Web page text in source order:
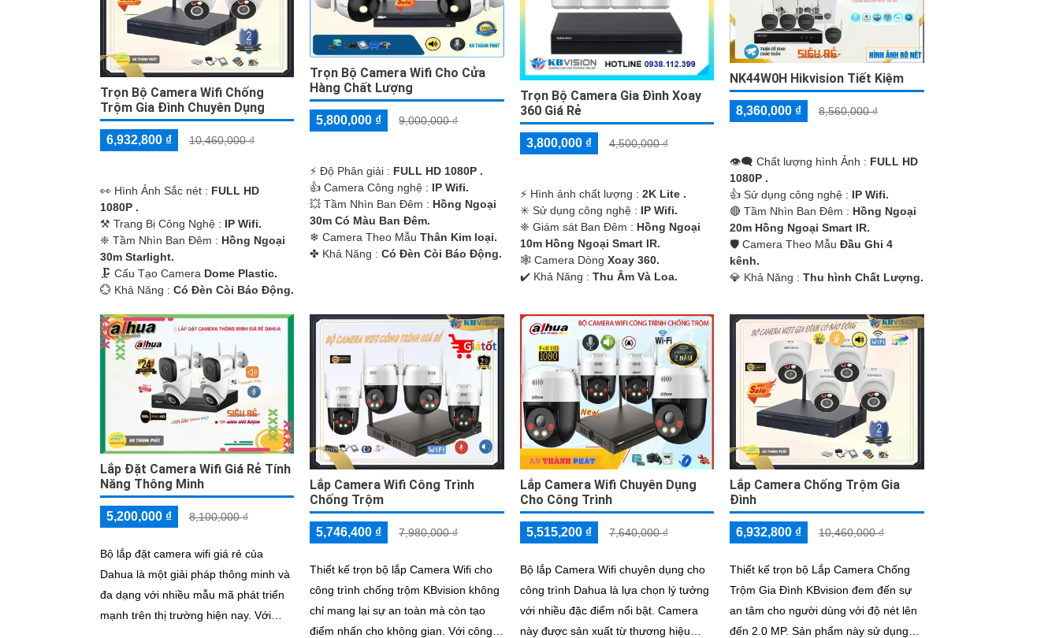
Trọn Bộ Camera Wifi Chống
Trộm Gia Đình Chuyên Dụng
6,932,800 ₫ 10,460,000 ₫
️👀 Hình Ảnh Sắc nét : FULL HD
1080P .
⚒ Trang Bị Công Nghệ : IP Wifi.
❈ Tầm Nhìn Ban Đêm : Hồng Ngoại
30m Starlight.
🗜️ Cấu Tạo Camera Dome Plastic.
️💮 Khả Năng : Có Ðèn Còi Báo Động.
Trọn Bộ Camera Wifi Cho Cửa
Hàng Chất Lượng
5,800,000 ₫ 9,000,000 ₫
️⚡ Độ Phân giải : FULL HD 1080P .
👍 Camera Công nghệ : IP Wifi.
💥 Tầm Nhìn Ban Đêm : Hồng Ngoại
30m Có Màu Ban Ðêm.
❄ Camera Theo MẫuThân Kim loại.
️✤ Khả Năng :Có Ðèn Còi Báo Động.
Trọn Bộ Camera Gia Đình Xoay
360 Giá Rẻ
3,800,000 ₫ 4,500,000 ₫
️⚡ Hình ảnh chất lượng : 2K Lite .
✳️ Sử dụng công nghệ : IP Wifi.
❈ Giám sát Ban Đêm : Hồng Ngoại
10m Hồng Ngoại Smart IR.
🕸️ Camera Dòng Xoay 360.
️✔️ Khả Năng : Thu Âm Và Loa.
NK44W0H Hikvision Tiết Kiệm
8,360,000 ₫ 8,560,000 ₫
👁️‍🗨 Chất lượng hình Ảnh : FULL HD
1080P .
👍 Sử dụng công nghệ : IP Wifi.
🔴 Tầm Nhìn Ban Đêm : Hồng Ngoại
20m Hồng Ngoại Smart IR.
🛡 Camera Theo MẫuĐầu Ghi 4
kênh.
️💎 Khả Năng :Thu hình Chất Lượng.
Lắp Đặt Camera Wifi Giá Rẻ Tính
Năng Thông Minh
5,200,000 ₫ 8,100,000 ₫
Bộ lắp đặt camera wifi giá rẻ của
Dahua là một giải pháp thông minh và
đa dạng với nhiều mẫu mã phát triển
mạnh trên thị trường hiện nay. Với
Lắp Camera Wifi Công Trình
Chống Trộm
5,746,400 ₫ 7,980,000 ₫
Thiết kế trọn bộ lắp Camera Wifi cho
công trình chống trộm KBvision không
chỉ mang lại sự an toàn mà còn tạo
điểm nhấn cho không gian. Với công
Lắp Camera Wifi Chuyên Dụng
Cho Công Trình
5,515,200 ₫ 7,640,000 ₫
Bộ lắp Camera Wifi chuyên dụng cho
công trình Dahua là lựa chọn lý tưởng
với nhiều đặc điểm nổi bật. Camera
này được sản xuất từ thương hiệu
Lắp Camera Chống Trộm Gia
Đình
6,932,800 ₫ 10,460,000 ₫
Thiết kế trọn bộ Lắp Camera Chống
Trộm Gia Đình KBvision đem đến sự
an tâm cho người dùng với độ nét lên
đến 2.0 MP. Sản phẩm này sử dụng